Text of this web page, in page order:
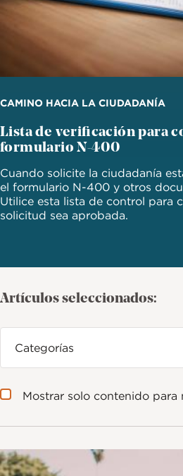
CAMINO HACIA LA CIUDADANÍA
Lista de verificación para
formulario N-400
Cuando solicite la ciudadanía
el formulario N-400 y otros
Utilice esta lista de control para
solicitud sea aprobada.
Artículos seleccionados:
Mostrar solo contenido para
Imagen